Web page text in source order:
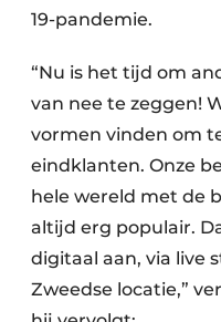
19-pandemie.
“Nu is het tijd om
van nee te zeggen!
vormen vinden om
eindklanten. Onze
hele wereld met de
altijd erg populair.
digitaal aan, via live
Zweedse locatie,”